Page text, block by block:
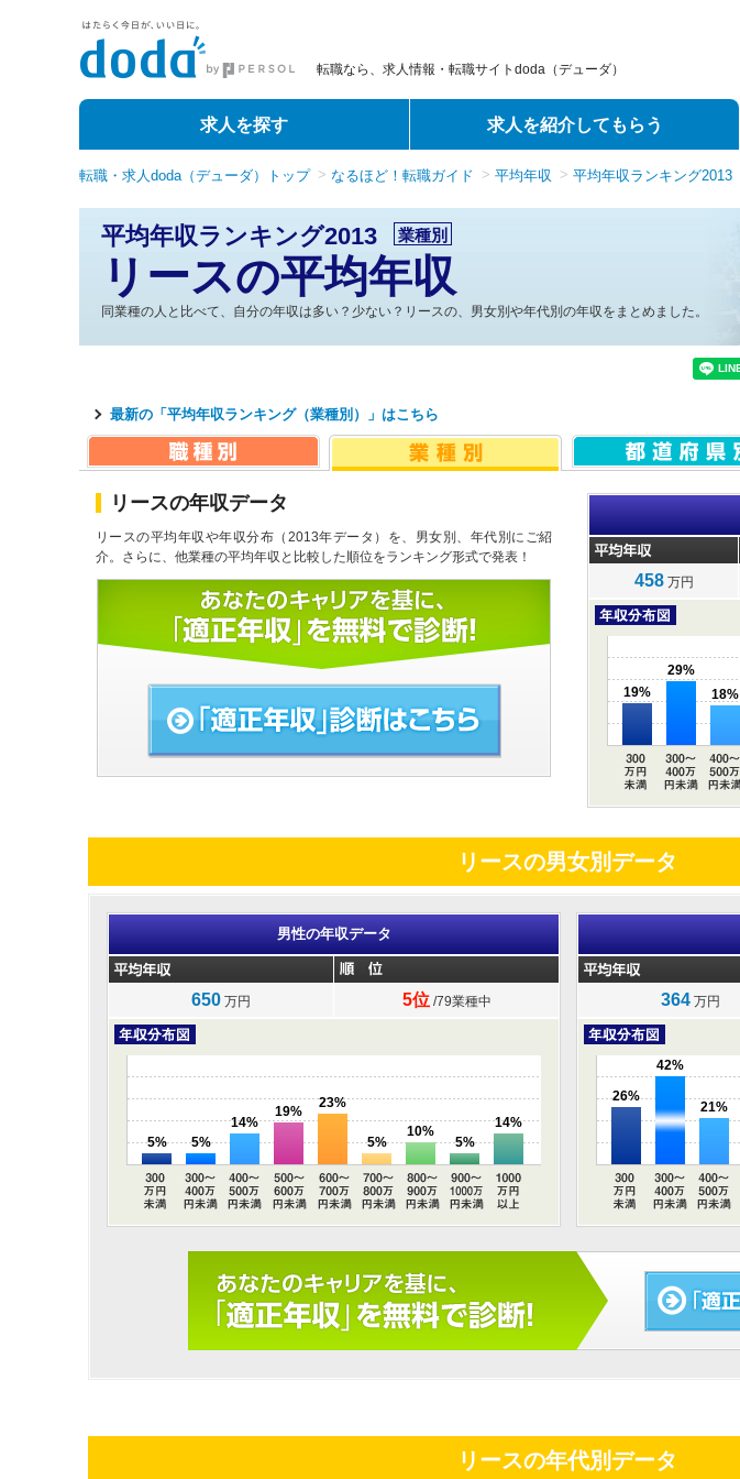
転職なら、求人情報・転職サイトdoda（デューダ）
求人を探す 求人を紹介してもらう
転職・求人doda（デューダ）トップ なるほど！転職ガイド 平均年収 平均年収ランキング2013
平均年収ランキング2013 業種別
リースの平均年収
同業種の人と比べて、自分の年収は多い？少ない？リースの、男女別や年代別の年収をまとめました。
最新の「平均年収ランキング（業種別）」はこちら
リースの年収データ
リースの平均年収や年収分布（2013年データ）を、男女別、年代別にご紹
介。さらに、他業種の平均年収と比較した順位をランキング形式で発表！
458 万円
19%
29%
18%
リースの男女別データ
男性の年収データ
650 万円 5位 /79業種中
5% 5%
14%
19%
23%
5%
10%
5%
14%
364 万円
26%
42%
21%
リースの年代別データ